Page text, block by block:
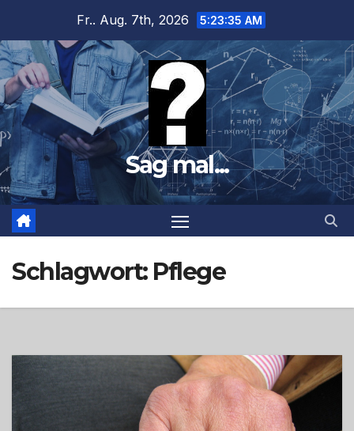
springen
Fr.. Aug. 7th, 2026 5:23:36 AM
Sag mal...
Schlagwort: Pflege